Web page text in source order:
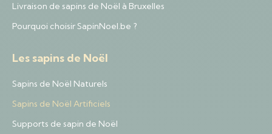
Livraison de sapins de Noël à Bruxelles
Pourquoi choisir SapinNoel.be ?
Les sapins de Noël
Sapins de Noël Naturels
Sapins de Noël Artificiels
Supports de sapin de Noël